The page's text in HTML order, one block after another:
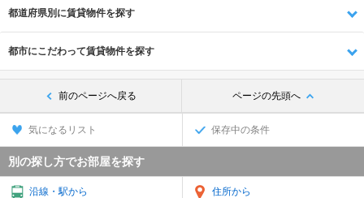
都道府県別に賃貸物件を探す
都市にこだわって賃貸物件を探す
前のページへ戻る ページの先頭へ
気になるリスト 保存中の条件
別の探し方でお部屋を探す
沿線・駅から 住所から